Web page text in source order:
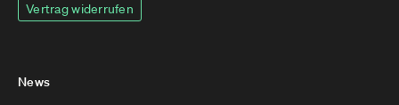
Vertrag widerrufen
News